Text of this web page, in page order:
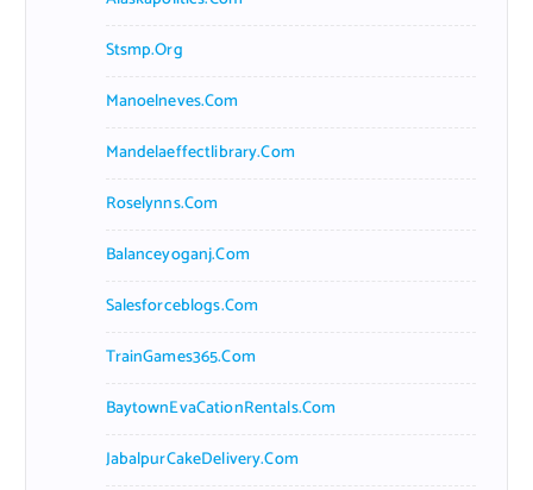
Stsmp.org
Manoelneves.com
Mandelaeffectlibrary.com
Roselynns.com
Balanceyoganj.com
Salesforceblogs.com
TrainGames365.com
BaytownEvaCationRentals.com
JabalpurCakeDelivery.com